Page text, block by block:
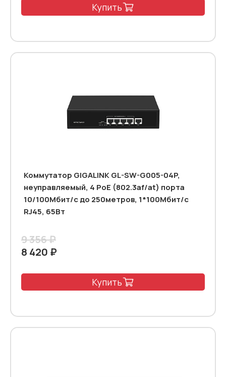
Купить
Коммутатор GIGALINK GL-SW-G005-04P,
неуправляемый, 4 PoE (802.3af/at) порта
10/100Мбит/с до 250метров, 1*100Mбит/c
RJ45, 65Вт
9 356 ₽
8 420 ₽
Купить